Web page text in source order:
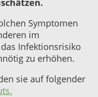
Symptomen
im
Infektionsrisiko
zu erhöhen.
sie auf folgender